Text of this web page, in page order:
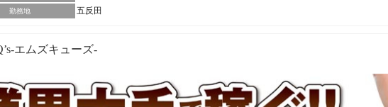
勤務地 五反田
エムズキューズ-